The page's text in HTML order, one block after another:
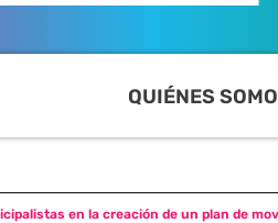
QUIÉNES
en la creación de un plan de